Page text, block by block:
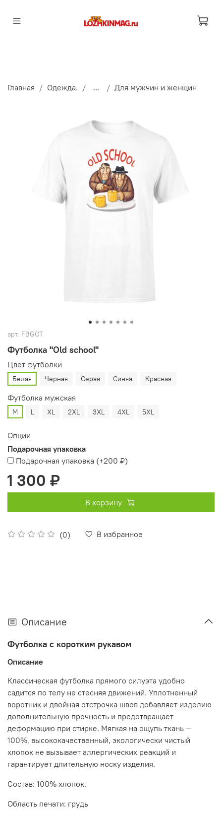
Главная Одежда. ... Для мужчин и женщин
арт. FBGOT
Футболка "Old school"
(0) В избранное
Цвет футболки
Белая Черная Серая Синяя Красная
Футболка мужская
M L XL 2XL 3XL 4XL 5XL
Опции
Подарочная упаковка
Подарочная упаковка (+200 ₽)
1 300 ₽
В корзину
Описание
Футболка с коротким рукавом
Описание
Классическая футболка прямого силуэта удобно
садится по телу не стесняя движений. Уплотненный
воротник и двойная отстрочка швов добавляет изделию
дополнительную прочность и предотвращает
деформацию при стирке. Мягкая на ощупь ткань —
100%, высококачественный, экологически чистый
хлопок не вызывает аллергических реакций и
гарантирует длительную носку изделия.
Состав: 100% хлопок.
Область печати: грудь